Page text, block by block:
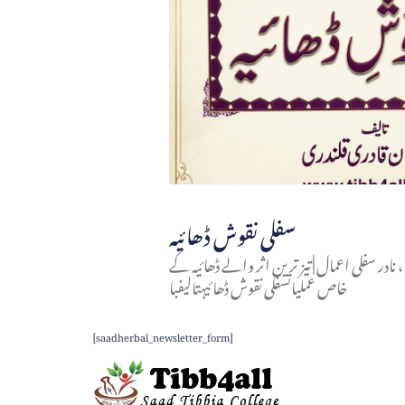
سفلی نقوش ڈھائیہ
سفلی اعمال | تیز ترین اثر والے ڈھائیہ کے
خاص عملیاتسفلی نقوش ڈھائیہتالیفبا
[saadherbal_newsletter_form]